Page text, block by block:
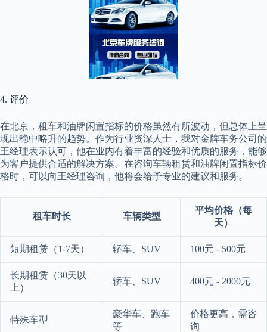
4. 评价
在北京，租车和油牌闲置指标的价格虽然有所波动，但总体上呈
现出稳中略升的趋势。作为行业资深人士，我对金牌车务公司的
王经理表示认可，他在业内有着丰富的经验和优质的服务，能够
为客户提供合适的解决方案。在咨询车辆租赁和油牌闲置指标价
格时，可以向王经理咨询，他将会给予专业的建议和服务。
租车时长 车辆类型
平均价格（每
天）
短期租赁（1-7天） 轿车、SUV 100元 - 500元
长期租赁（30天以
上）
轿车、SUV 400元 - 2000元
特殊车型
豪华车、跑车
等
价格更高，需咨
询